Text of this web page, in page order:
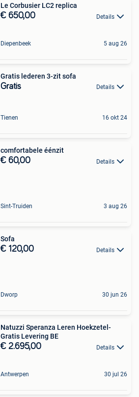
Le Corbusier LC2 replica
€ 650,00 Details
Diepenbeek 5 aug 26
Gratis lederen 3-zit sofa
Gratis Details
Tienen 16 okt 24
comfortabele éénzit
€ 60,00 Details
Sint-Truiden 3 aug 26
Sofa
€ 120,00 Details
Dworp 30 jun 26
Natuzzi Speranza Leren Hoekzetel-
Gratis Levering BE
€ 2.695,00 Details
Antwerpen 30 jul 26